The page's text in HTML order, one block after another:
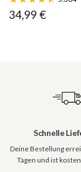
34,99 €
Schnelle
Deine Bestellung
Tagen und ist